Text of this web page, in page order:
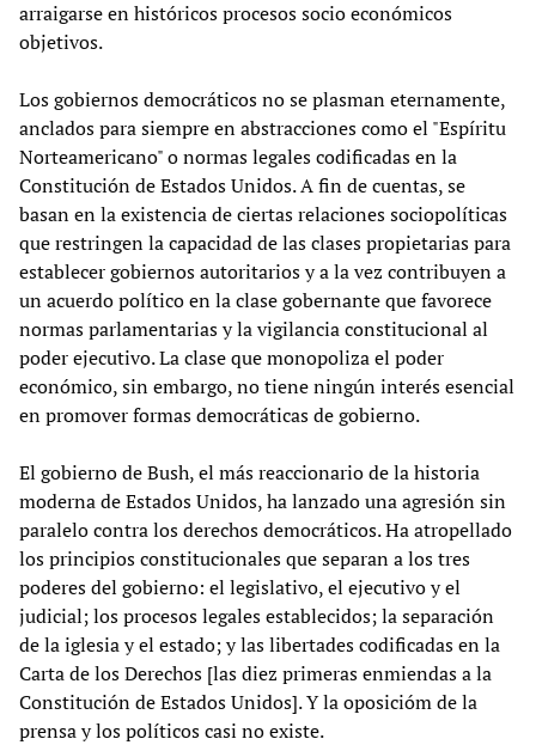
arraigarse en históricos procesos socio económicos
objetivos.
Los gobiernos democráticos no se plasman eternamente,
anclados para siempre en abstracciones como el "Espíritu
Norteamericano" o normas legales codificadas en la
Constitución de Estados Unidos. A fin de cuentas, se
basan en la existencia de ciertas relaciones sociopolíticas
que restringen la capacidad de las clases propietarias para
establecer gobiernos autoritarios y a la vez contribuyen a
un acuerdo político en la clase gobernante que favorece
normas parlamentarias y la vigilancia constitucional al
poder ejecutivo. La clase que monopoliza el poder
económico, sin embargo, no tiene ningún interés esencial
en promover formas democráticas de gobierno.
El gobierno de Bush, el más reaccionario de la historia
moderna de Estados Unidos, ha lanzado una agresión sin
paralelo contra los derechos democráticos. Ha atropellado
los principios constitucionales que separan a los tres
poderes del gobierno: el legislativo, el ejecutivo y el
judicial; los procesos legales establecidos; la separación
de la iglesia y el estado; y las libertades codificadas en la
Carta de los Derechos [las diez primeras enmiendas a la
Constitución de Estados Unidos]. Y la oposicióm de la
prensa y los políticos casi no existe.